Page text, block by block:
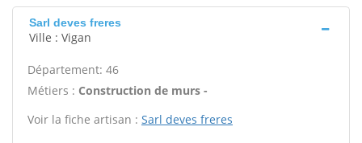
Sarl deves freres
Ville : Vigan
Département: 46
Métiers : Construction de murs -
Voir la fiche artisan : Sarl deves freres